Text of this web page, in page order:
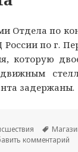
Отдела по
по г.
которую
задержаны.
Метки
комментарий